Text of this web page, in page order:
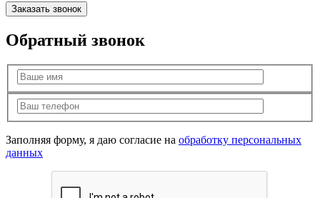
Заказать звонок
Обратный звонок
Заполняя форму, я даю согласие на обработку персональных
данных